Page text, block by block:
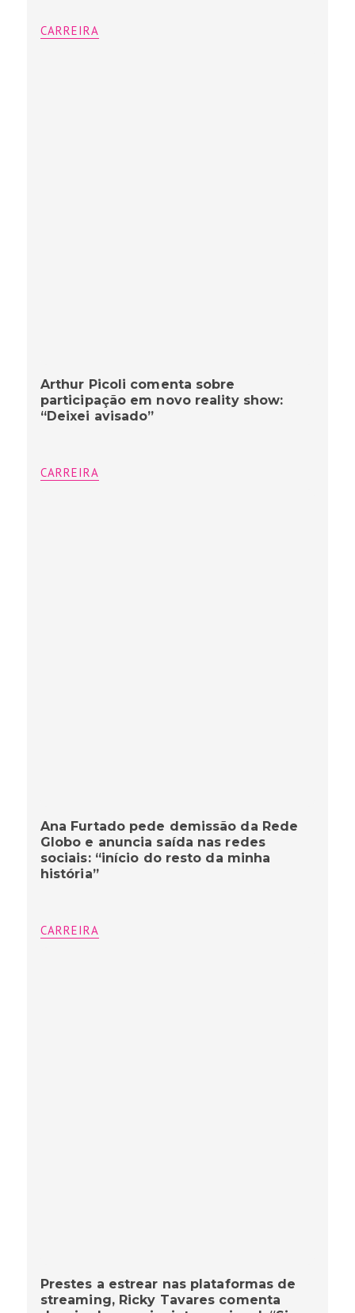
CARREIRA
Arthur Picoli comenta sobre
participação em novo reality show:
“Deixei avisado”
CARREIRA
Ana Furtado pede demissão da Rede
Globo e anuncia saída nas redes
sociais: “início do resto da minha
história”
CARREIRA
Prestes a estrear nas plataformas de
streaming, Ricky Tavares comenta